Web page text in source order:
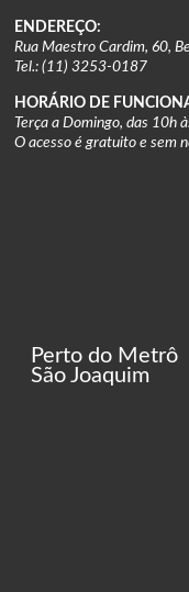
ENDEREÇO:
Rua Maestro Cardim, 60,
Tel.: (11) 3253-0187
HORÁRIO DE
Terça a Domingo, das 10h
O acesso é gratuito e sem
Perto do Metrô
São Joaquim